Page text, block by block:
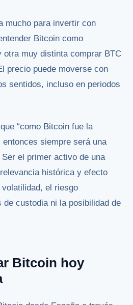
mucho para invertir con
Bitcoin como
otra muy distinta comprar BTC
precio puede moverse con
sentidos, incluso en periodos
“como Bitcoin fue la
siempre será una
el primer activo de una
histórica y efecto
el riesgo
de custodia ni la posibilidad de
Bitcoin hoy